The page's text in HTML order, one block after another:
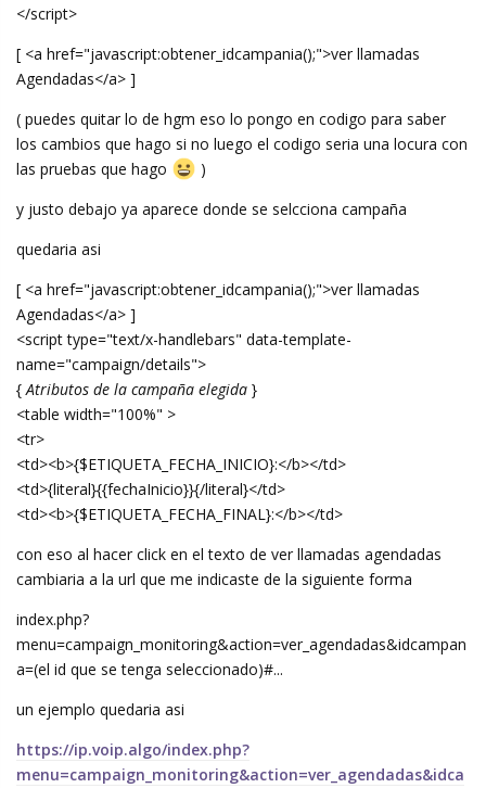
</script>
[ <a href="javascript:obtener_idcampania();">ver llamadas
Agendadas</a> ]
( puedes quitar lo de hgm eso lo pongo en codigo para saber
los cambios que hago si no luego el codigo seria una locura con
las pruebas que hago
)
y justo debajo ya aparece donde se selcciona campaña
quedaria asi
[ <a href="javascript:obtener_idcampania();">ver llamadas
Agendadas</a> ]
<script type="text/x-handlebars" data-template-
name="campaign/details">
{Atributos de la campaña elegida }
<table width="100%" >
<tr>
<td><b>{$ETIQUETA_FECHA_INICIO}:</b></td>
<td>{literal}{{fechaInicio}}{/literal}</td>
<td><b>{$ETIQUETA_FECHA_FINAL}:</b></td>
con eso al hacer click en el texto de ver llamadas agendadas
cambiaria a la url que me indicaste de la siguiente forma
index.php?
menu=campaign_monitoring&action=ver_agendadas&idcampan
a=(el id que se tenga seleccionado)#...
un ejemplo quedaria asi
https://ip.voip.algo/index.php?
menu=campaign_monitoring&action=ver_agendadas&idca